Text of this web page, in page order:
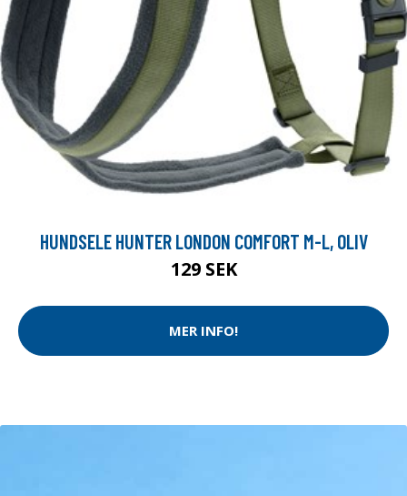
HUNDSELE HUNTER LONDON COMFORT M-L, OLIV
129 SEK
MER INFO!